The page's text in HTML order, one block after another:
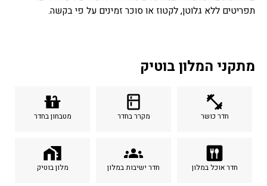
תפריטים ללא גלוטן, לקטוז או סוכר זמינים על פי בקשה.
מתקני המלון בוטיק
fitness_center
חדר כושר
kitchen
מקרר בחדר
countertops
מטבחון בחדר
dining
חדר אוכל במלון
groups
חדר ישיבות במלון
home_work
מלון בוטיק